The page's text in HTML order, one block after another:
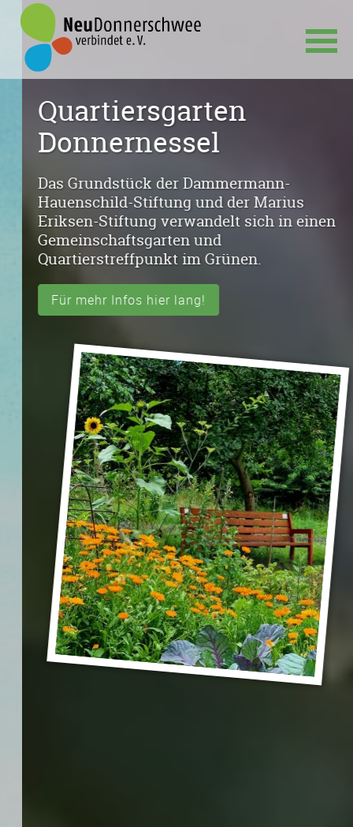
überspringen
Quartiersgarten
Donnernessel
Das Grundstück der Dammermann-
Hauenschild-Stiftung und der Marius
Eriksen-Stiftung verwandelt sich in einen
Gemeinschaftsgarten und
Quartierstreffpunkt im Grünen.
Für mehr Infos hier lang!